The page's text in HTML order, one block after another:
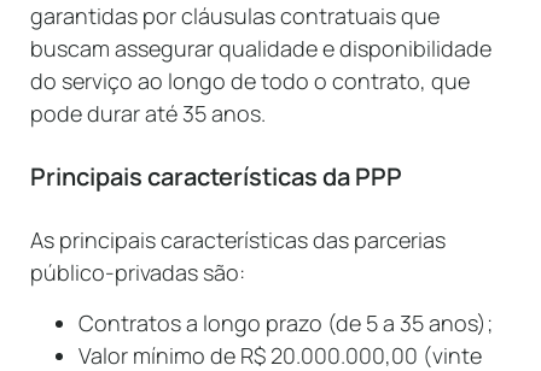
garantidas por cláusulas contratuais que
buscam assegurar qualidade e disponibilidade
do serviço ao longo de todo o contrato, que
pode durar até 35 anos.
Principais características da PPP
As principais características das parcerias
público-privadas são:
Contratos a longo prazo (de 5 a 35 anos);
Valor mínimo de R$ 20.000.000,00 (vinte